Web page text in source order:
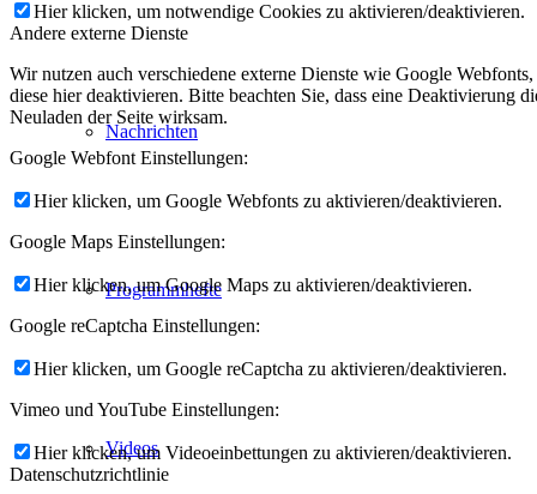
Nachrichten
Programmhefte
Videos
Hier klicken, um notwendige Cookies zu aktivieren/deaktivieren.
Andere externe Dienste
Wir nutzen auch verschiedene externe Dienste wie Google
diese hier deaktivieren. Bitte beachten Sie, dass eine Deaktivierung
Neuladen der Seite wirksam.
Google Webfont Einstellungen:
Hier klicken, um Google Webfonts zu aktivieren/deaktivieren.
Google Maps Einstellungen:
Hier klicken, um Google Maps zu aktivieren/deaktivieren.
Google reCaptcha Einstellungen:
Hier klicken, um Google reCaptcha zu aktivieren/deaktivieren.
Vimeo und YouTube Einstellungen:
Hier klicken, um Videoeinbettungen zu aktivieren/deaktivieren.
Datenschutzrichtlinie